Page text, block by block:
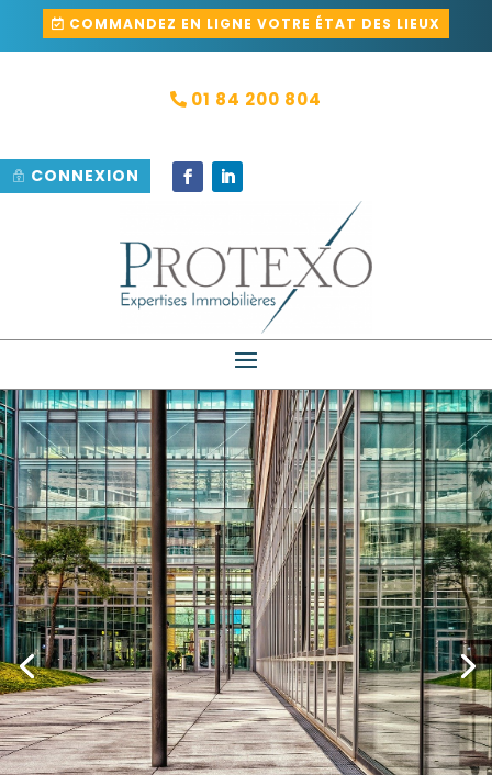
COMMANDEZ EN LIGNE VOTRE ÉTAT DES LIEUX
01 84 200 804
CONNEXION
Réservez en 1 clic